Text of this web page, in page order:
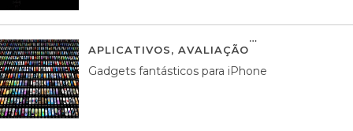
APLICATIVOS, AVALIAÇÃO
Gadgets fantásticos para iPhone